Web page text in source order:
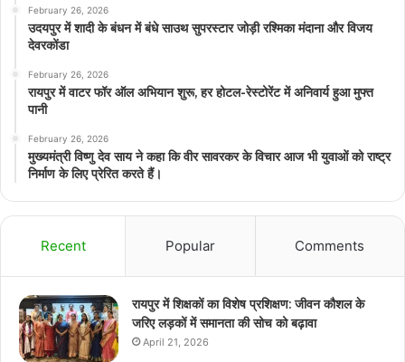
February 26, 2026
उदयपुर में शादी के बंधन में बंधे साउथ सुपरस्टार जोड़ी रश्मिका मंदाना और विजय
देवरकोंडा
February 26, 2026
रायपुर में वाटर फॉर ऑल अभियान शुरू, हर होटल-रेस्टोरेंट में अनिवार्य हुआ मुफ्त
पानी
February 26, 2026
मुख्यमंत्री विष्णु देव साय ने कहा कि वीर सावरकर के विचार आज भी युवाओं को राष्ट्र
निर्माण के लिए प्रेरित करते हैं।
Recent Popular Comments
रायपुर में शिक्षकों का विशेष प्रशिक्षण: जीवन कौशल के
जरिए लड़कों में समानता की सोच को बढ़ावा
April 21, 2026